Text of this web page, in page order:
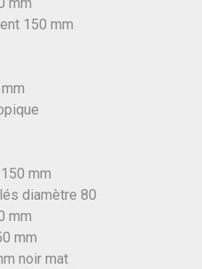
150 mm
mm
diamètre 80
mm
mm
noir mat